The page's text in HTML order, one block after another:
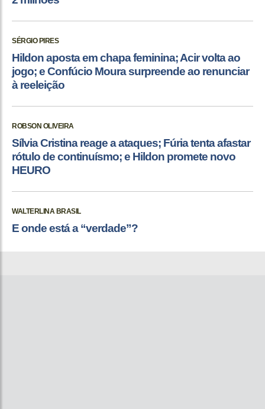
SÉRGIO PIRES
Hildon aposta em chapa feminina; Acir volta ao
jogo; e Confúcio Moura surpreende ao renunciar
à reeleição
ROBSON OLIVEIRA
Sílvia Cristina reage a ataques; Fúria tenta afastar
rótulo de continuísmo; e Hildon promete novo
HEURO
WALTERLINA BRASIL
E onde está a “verdade”?